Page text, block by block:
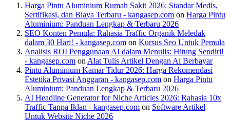
Harga Pintu Aluminium Rumah Sakit 2026: Standar Medis,
Sertifikasi, dan Biaya Terbaru - kangasep.com on Harga Pintu
Aluminium: Panduan Lengkap & Terbaru 2026
SEO Konten Pemula: Rahasia Traffic Organik Meledak
dalam 30 Hari! - kangasep.com on Kursus Seo Untuk Pemula
Analisis ROI Penggunaan AI dalam Menulis: Hitung Sendiri!
- kangasep.com on Alat Tulis Artikel Dengan Ai Berbayar
Pintu Aluminium Kamar Tidur 2026: Harga Rekomendasi
Estetika Privasi Anggaran - kangasep.com on Harga Pintu
Aluminium: Panduan Lengkap & Terbaru 2026
AI Headline Generator for Niche Articles 2026: Rahasia 10x
Traffic Tanpa Iklan - kangasep.com on Software Artikel
Untuk Website Niche 2026